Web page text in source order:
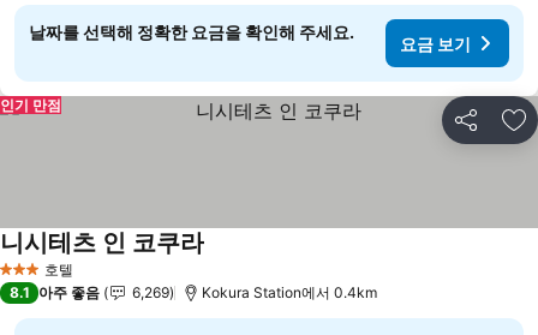
날짜를 선택해 정확한 요금을 확인해 주세요.
요금 보기
공유 즐
인기 만점
3 성급 호텔
니시테츠 인 코쿠라
8.1 아주 좋음 6,269 Kokura Station에서 0.4km